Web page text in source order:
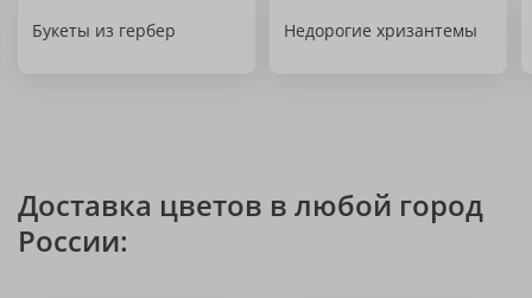
Букеты из гербер Недорогие хризантемы
Доставка цветов в любой город
России: